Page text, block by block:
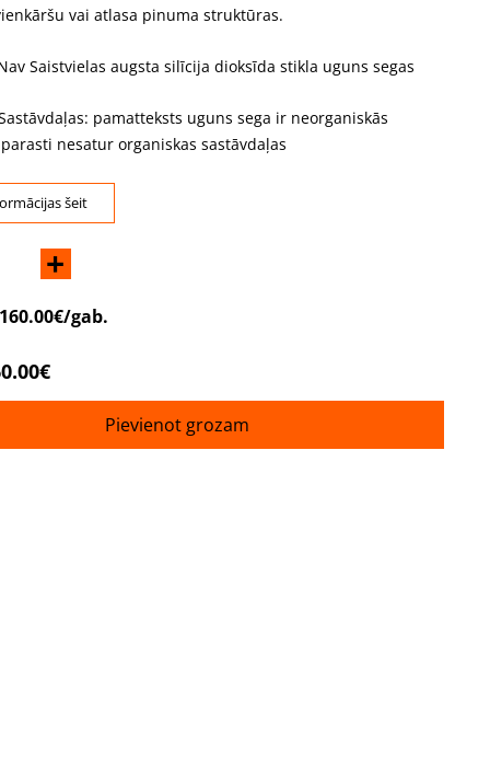
vai atlasa pinuma struktūras.
Saistvielas augsta silīcija dioksīda stikla uguns segas
pamatteksts uguns sega ir neorganiskās
nesatur organiskas sastāvdaļas
šeit
+
gab.
Pievienot grozam